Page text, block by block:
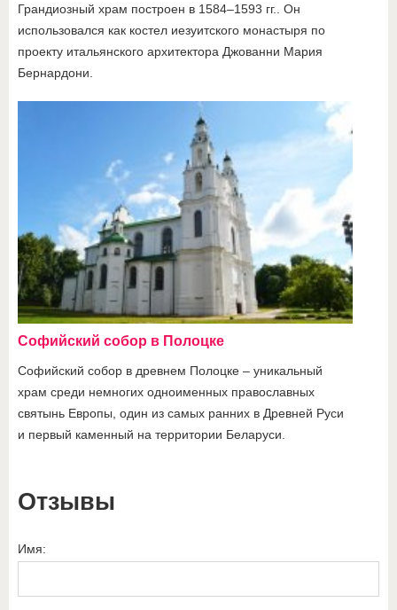
Грандиозный храм построен в 1584–1593 гг.. Он
использовался как костел иезуитского монастыря по
проекту итальянского архитектора Джованни Мария
Бернардони.
Софийский собор в Полоцке
Софийский собор в древнем Полоцке – уникальный
храм среди немногих одноименных православных
святынь Европы, один из самых ранних в Древней Руси
и первый каменный на территории Беларуси.
Отзывы
Имя: